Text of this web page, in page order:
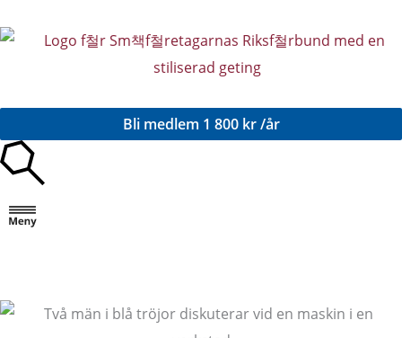
till
Bli medlem 1 800 kr /år